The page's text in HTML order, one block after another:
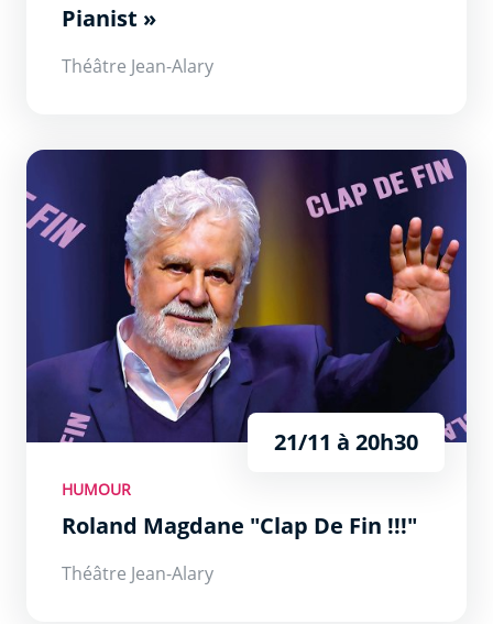
Pianist »
Théâtre Jean-Alary
Roland Magdane &quot;Clap De Fin !!!&quot;
21/11 à 20h30
HUMOUR
Roland Magdane "Clap De Fin !!!"
Théâtre Jean-Alary